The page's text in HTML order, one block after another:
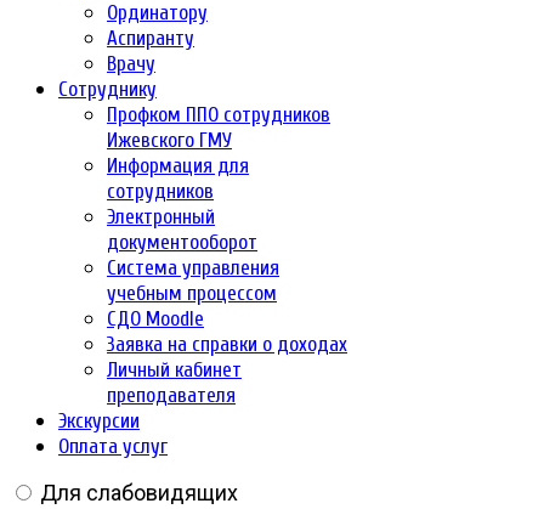
Ординатору
Аспиранту
Врачу
Сотруднику
Профком ППО сотрудников
Ижевского ГМУ
Информация для
сотрудников
Электронный
документооборот
Система управления
учебным процессом
СДО Moodle
Заявка на справки о доходах
Личный кабинет
преподавателя
Экскурсии
Оплата услуг
Для слабовидящих